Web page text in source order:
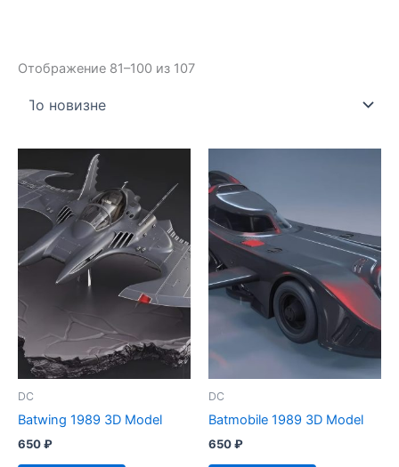
Отображение 81–100 из 107Сортировка:
DC
Batwing 1989 3D Model
650₽
DC
Batmobile 1989 3D Model
650₽